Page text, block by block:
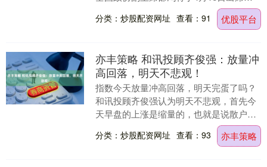
刚果（布）首都布拉柴维尔举行的萨苏总
统就职典礼。....
分类：炒股配资网址 查看：91 优股平台
亦丰策略 和讯投顾齐俊强：放量冲
高回落，明天不悲观！
指数今天放量冲高回落，明天完蛋了吗？
和讯投顾齐俊强认为明天不悲观，首先今
天早盘的上涨是缩量的，也就是说散户没
有去追高买入，而下跌的时候是放量，反
而代表不坚定的筹....
分类：炒股配资网址 查看：93 亦丰策略